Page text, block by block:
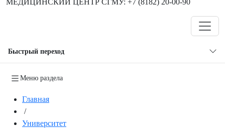
Быстрый переход
Меню раздела
Главная
/
Университет